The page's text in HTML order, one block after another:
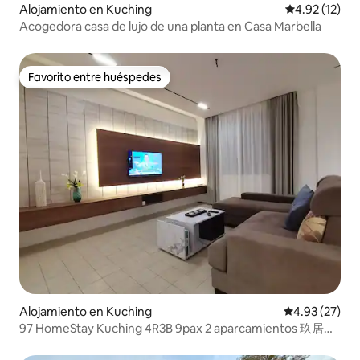
Alojamiento en Kuching Calificación
4.92 (12)
Acogedora casa de lujo de una planta en Casa Marbella
Favorito entre huéspedes
Favorito entre huéspedes
Alojamiento en Kuching Calificación
4.93 (27)
97 HomeStay Kuching 4R3B 9pax 2 aparcamientos 玖居民